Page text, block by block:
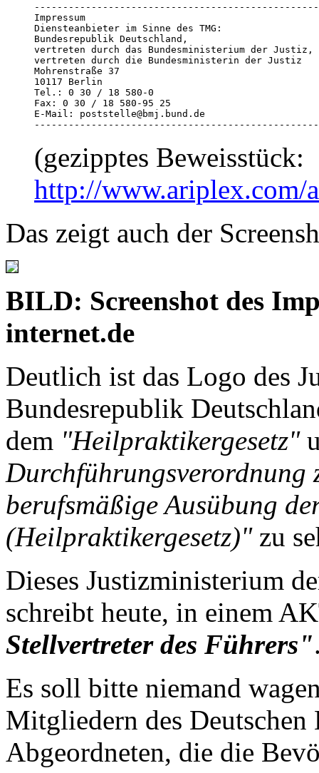
Impressum
Diensteanbieter im Sinne des TMG:
Bundesrepublik Deutschland,
vertreten durch das Bundesministerium der Justiz,
vertreten durch die Bundesministerin der Justiz
Mohrenstraße 37
10117 Berlin
Tel.: 0 30 / 18 580-0
Fax: 0 30 / 18 580-95 25
E-Mail: poststelle@bmj.bund.de
(gezipptes Beweisstück:
http://www.ariplex.com/
Das zeigt auch der
BILD: Screenshot des
internet.de
Deutlich ist das Logo des
Bundesrepublik
dem "Heilpraktikergesetz"
Durchführungsverordnung
berufsmäßige Ausübung
(Heilpraktikergesetz)"zu
Dieses Justizministerium
schreibt heute, in einem
Stellvertreter des Führers"
Es soll bitte niemand
Mitgliedern des Deutschen
Abgeordneten, die die